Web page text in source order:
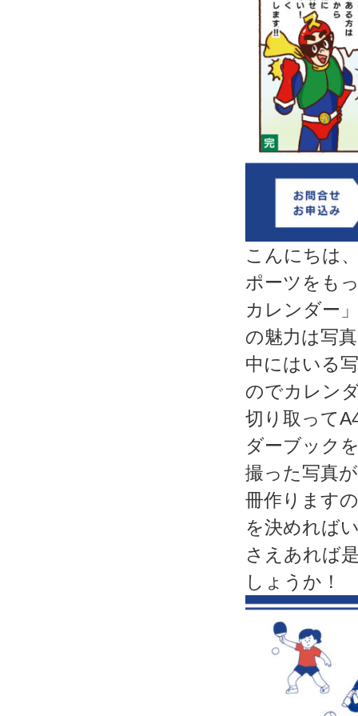
こんにちは
ポーツをも
カレンダー
の魅力は写
中にはいる
のでカレン
切り取って
ダーブック
撮った写真
冊作ります
を決めれば
さえあれば
しょうか！